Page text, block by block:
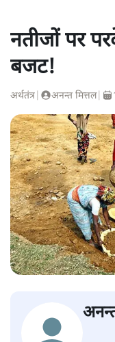
नतीजों पर
बजट!
अर्थतंत्र अनन्त मित्तल|